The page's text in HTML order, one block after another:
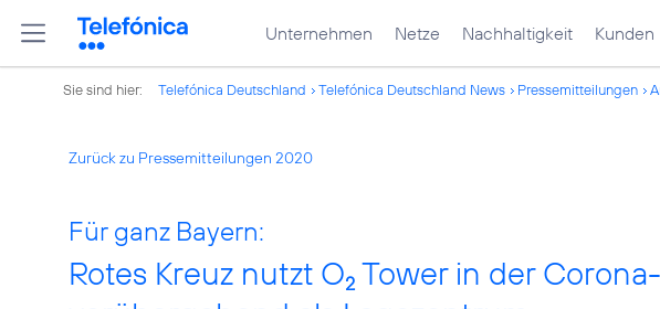
Unternehmen Netze Nachhaltigkeit Kunden
Sie sind hier: Telefónica Deutschland Telefónica Deutschland News Pressemitteilungen
Zurück zu Pressemitteilungen 2020
Für ganz Bayern:
Rotes Kreuz nutzt O2 Tower in der